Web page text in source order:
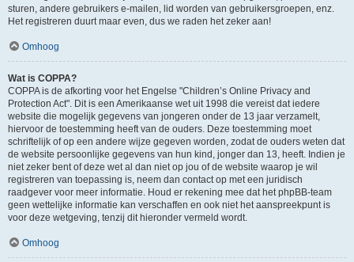
sturen, andere gebruikers e-mailen, lid worden van gebruikersgroepen, enz.
Het registreren duurt maar even, dus we raden het zeker aan!
Omhoog
Wat is COPPA?
COPPA is de afkorting voor het Engelse "Children’s Online Privacy and
Protection Act". Dit is een Amerikaanse wet uit 1998 die vereist dat iedere
website die mogelijk gegevens van jongeren onder de 13 jaar verzamelt,
hiervoor de toestemming heeft van de ouders. Deze toestemming moet
schriftelijk of op een andere wijze gegeven worden, zodat de ouders weten dat
de website persoonlijke gegevens van hun kind, jonger dan 13, heeft. Indien je
niet zeker bent of deze wet al dan niet op jou of de website waarop je wil
registreren van toepassing is, neem dan contact op met een juridisch
raadgever voor meer informatie. Houd er rekening mee dat het phpBB-team
geen wettelijke informatie kan verschaffen en ook niet het aanspreekpunt is
voor deze wetgeving, tenzij dit hieronder vermeld wordt.
Omhoog